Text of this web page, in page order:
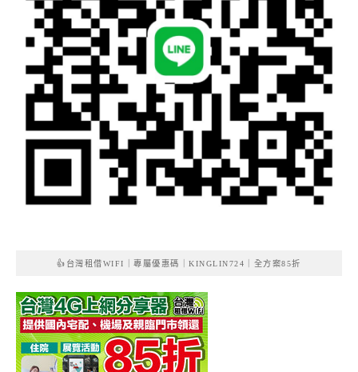
👍台灣租借WIFI｜專屬優惠碼｜KINGLIN724｜全方案85折